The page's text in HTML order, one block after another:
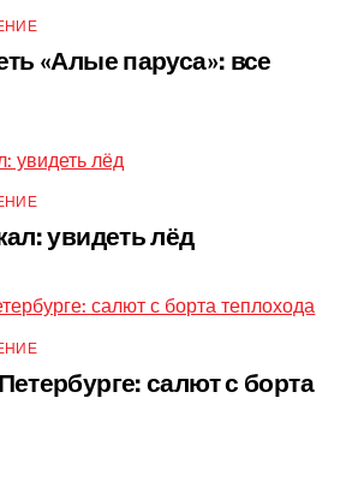
«Алые паруса»: все
увидеть лёд
салют с борта